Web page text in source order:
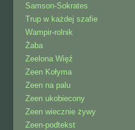
Samson-Sokrates
Trup w każdej szafie
Wampir-rolnik
Żaba
Zeelona Więź
Zeen Kołyma
Zeen na palu
Zeen ukobiecony
Zeen wiecznie żywy
Zeen-podtekst